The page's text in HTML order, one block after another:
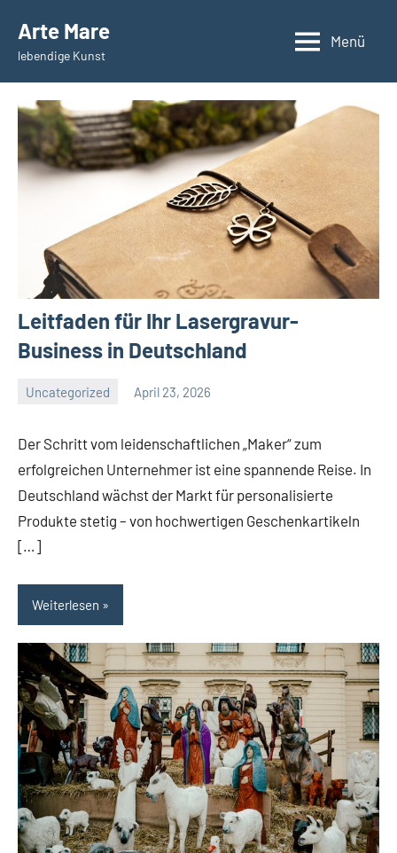
Inhalt
springen
Arte Mare
lebendige Kunst
Menü
Leitfaden für Ihr Lasergravur-
Business in Deutschland
Uncategorized April 23, 2026
Der Schritt vom leidenschaftlichen „Maker“ zum
erfolgreichen Unternehmer ist eine spannende Reise. In
Deutschland wächst der Markt für personalisierte
Produkte stetig – von hochwertigen Geschenkartikeln
[…]
Weiterlesen